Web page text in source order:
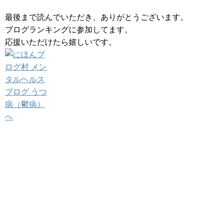
最後まで読んでいただき、ありがとうございます。
ブログランキングに参加してます。
応援いただけたら嬉しいです。